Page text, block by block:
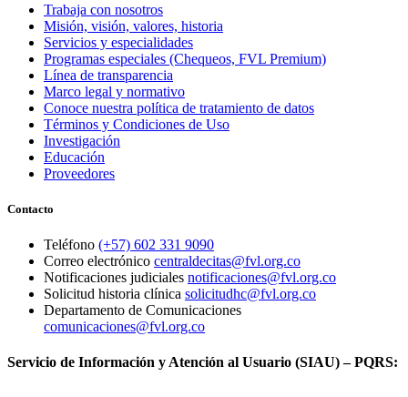
Trabaja con nosotros
Misión, visión, valores, historia
Servicios y especialidades
Programas especiales (Chequeos, FVL Premium)
Línea de transparencia
Marco legal y normativo
Conoce nuestra política de tratamiento de datos
Términos y Condiciones de Uso
Investigación
Educación
Proveedores
Contacto
Teléfono (+57) 602 331 9090
Correo electrónico centraldecitas@fvl.org.co
Notificaciones judiciales notificaciones@fvl.org.co
Solicitud historia clínica solicitudhc@fvl.org.co
Departamento de Comunicaciones
comunicaciones@fvl.org.co
Servicio de Información y Atención al Usuario (SIAU) – PQRS: